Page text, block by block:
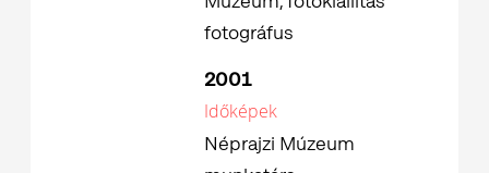
fotográfus
2001
Időképek
Néprajzi Múzeum